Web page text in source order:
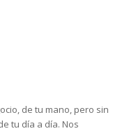
de tu mano, pero sin
tu día a día. Nos